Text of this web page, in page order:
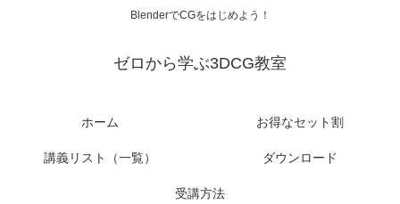
BlenderでCGをはじめよう！
ゼロから学ぶ3DCG教室
ホーム お得なセット割
講義リスト（一覧） ダウンロード
受講方法